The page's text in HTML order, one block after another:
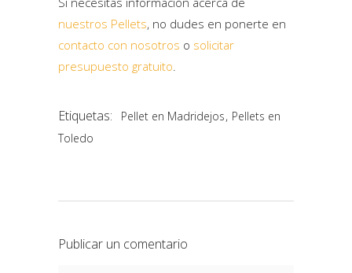
nuestros Pellets, no dudes en ponerte en
contacto con nosotros o solicitar
presupuesto gratuito.
Etiquetas: Pellet en Madridejos, Pellets en
Toledo
Publicar un comentario